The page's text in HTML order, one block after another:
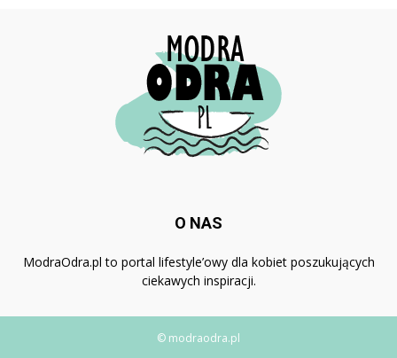
O NAS
ModraOdra.pl to portal lifestyle’owy dla kobiet poszukujących
ciekawych inspiracji.
© modraodra.pl